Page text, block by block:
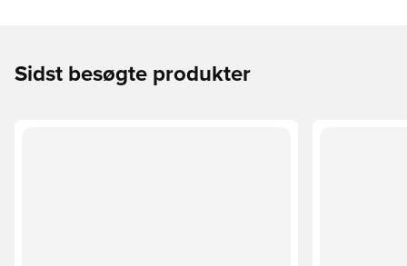
Sidst besøgte produkter